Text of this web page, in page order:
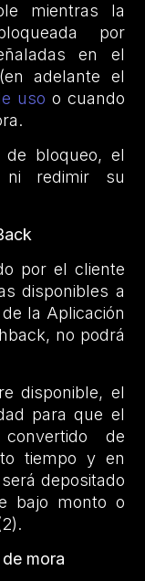
mientras la
por
en el
adelante el
uso o cuando
de bloqueo, el
ni redimir su
por el cliente
disponibles a
la Aplicación
no podrá
disponible, el
para que el
de
tiempo y en
depositado
bajo monto o
mora